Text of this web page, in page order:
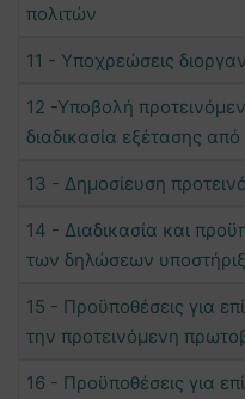
πολιτών
11 - Υποχρεώσεις
12 -Υποβολή
διαδικασία εξέτασης
13 - Δημοσίευση
14 - Διαδικασία και
των δηλώσεων
15 - Προϋποθέσεις για
την προτεινόμενη
16 - Προϋποθέσεις για